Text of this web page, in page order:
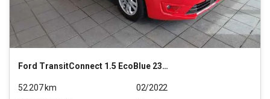
Ford TransitConnect 1.5 EcoBlue 230 (L2) Trend S/S (EUR
52.207km
02/2022